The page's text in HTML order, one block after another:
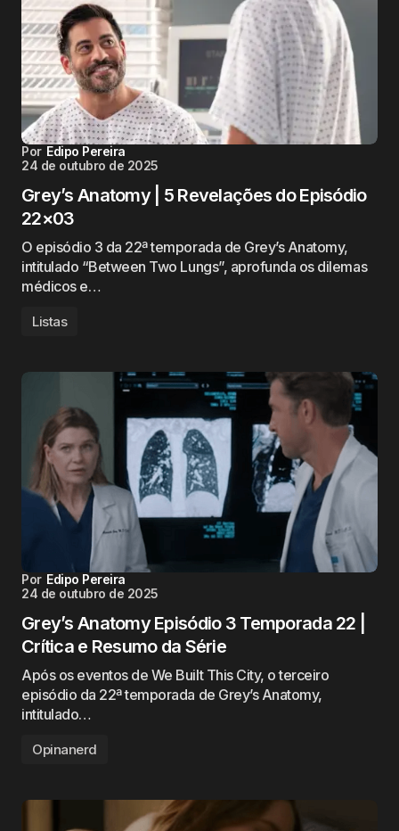
Por Edipo Pereira
24 de outubro de 2025
Grey’s Anatomy | 5 Revelações do Episódio
22×03
O episódio 3 da 22ª temporada de Grey’s Anatomy,
intitulado “Between Two Lungs”, aprofunda os dilemas
médicos e…
Listas
Por Edipo Pereira
24 de outubro de 2025
Grey’s Anatomy Episódio 3 Temporada 22 |
Crítica e Resumo da Série
Após os eventos de We Built This City, o terceiro
episódio da 22ª temporada de Grey’s Anatomy,
intitulado…
Opinanerd